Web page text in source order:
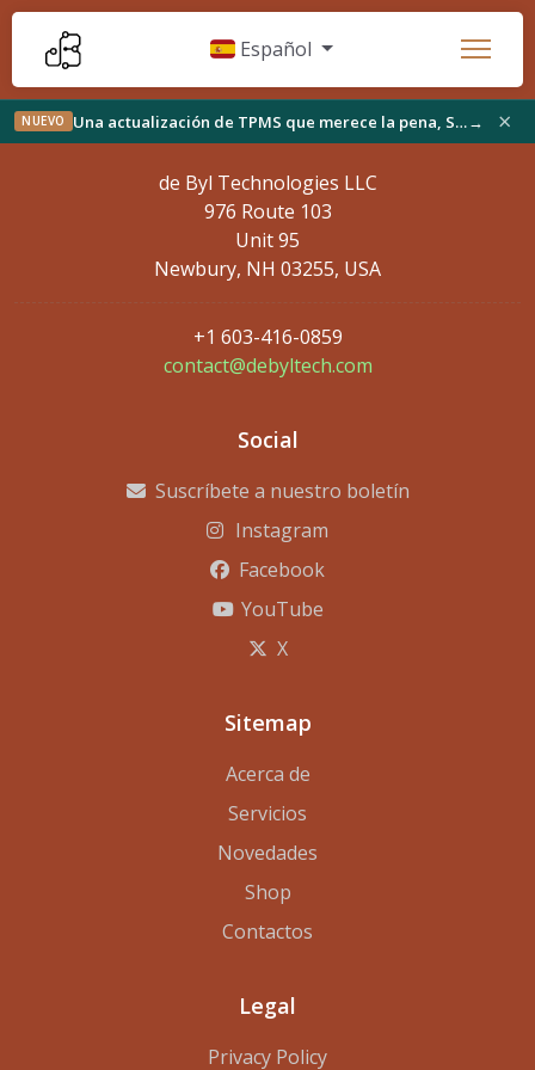
Español
NUEVO Una actualización de TPMS que merece la pena, StickFree encuentra su público y algo nuevo en el banco→ ×
Información de contacto
de Byl Technologies LLC
976 Route 103
Unit 95
Newbury, NH 03255, USA
+1 603-416-0859
contact@debyltech.com
Social
Suscríbete a nuestro boletín
Instagram
Facebook
YouTube
X
Sitemap
Acerca de
Servicios
Novedades
Shop
Contactos
Legal
Privacy Policy